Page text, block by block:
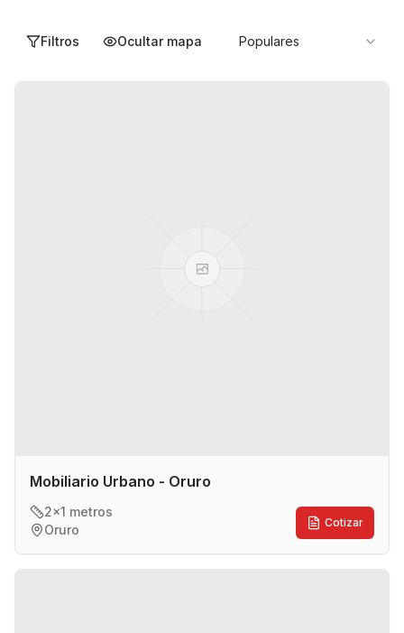
Filtros Ocultar mapa Populares
Mobiliario Urbano - Oruro
2x1 metros
Oruro
Cotizar